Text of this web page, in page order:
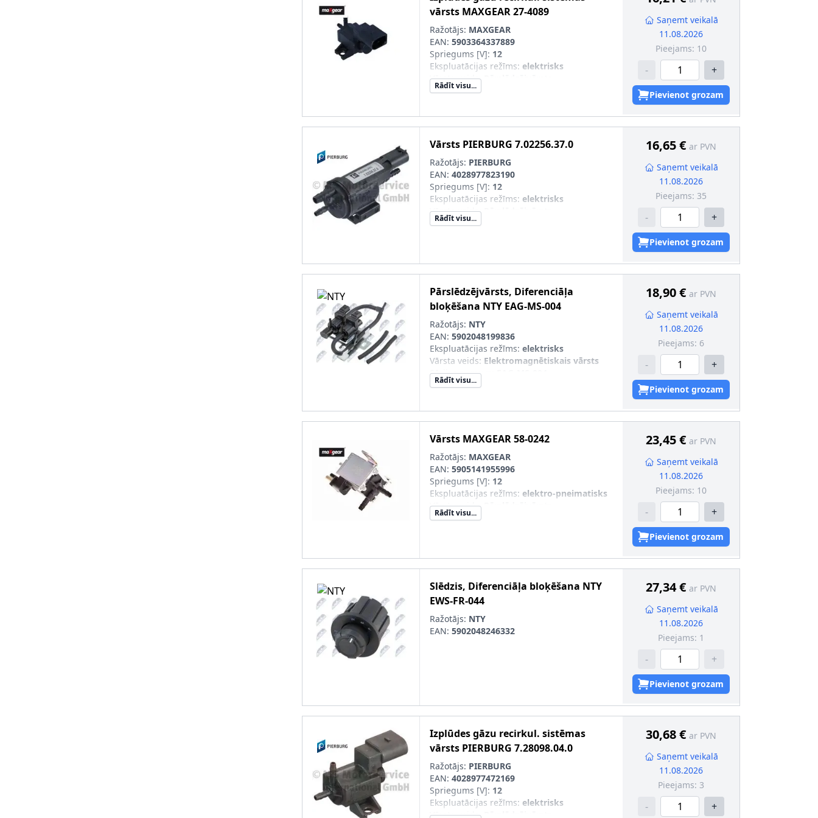
vārsts MAXGEAR27-4089
Ražotājs: MAXGEAR
EAN: 5903364337889
Spriegums [V]: 12
Ekspluatācijas režīms: elektrisks
Vārsta veids:
Rādīt visu...
Saņemt veikalā
11.08.2026
Pieejams: 10
- +
Pievienot grozam
Vārsts PIERBURG 7.02256.37.0
Ražotājs: PIERBURG
EAN: 4028977823190
Spriegums [V]: 12
Ekspluatācijas režīms: elektrisks
Vārsta veids:
Rādīt visu...
16,65 € ar PVN
Saņemt veikalā
11.08.2026
Pieejams: 35
- +
Pievienot grozam
Pārslēdzējvārsts, Diferenciāļa
bloķēšana NTY EAG-MS-004
Ražotājs: NTY
EAN: 5902048199836
Ekspluatācijas režīms: elektrisks
Vārsta veids: Elektromagnētiskais vārsts
Sērijas numurs
Rādīt visu...
18,90 € ar PVN
Saņemt veikalā
11.08.2026
Pieejams: 6
- +
Pievienot grozam
Vārsts MAXGEAR58-0242
Ražotājs: MAXGEAR
EAN: 5905141955996
Spriegums [V]: 12
Ekspluatācijas režīms: elektro-pneimatisks
Vārsta veids:
Rādīt visu...
23,45 € ar PVN
Saņemt veikalā
11.08.2026
Pieejams: 10
- +
Pievienot grozam
Slēdzis, Diferenciāļa bloķēšana NTY
EWS-FR-044
Ražotājs: NTY
EAN: 5902048246332
27,34 € ar PVN
Saņemt veikalā
11.08.2026
Pieejams: 1
- +
Pievienot grozam
Izplūdes gāzu recirkul. sistēmas
vārsts PIERBURG 7.28098.04.0
Ražotājs: PIERBURG
EAN: 4028977472169
Spriegums [V]: 12
Ekspluatācijas režīms: elektrisks
Vārsta veids:
30,68 € ar PVN
Saņemt veikalā
11.08.2026
Pieejams: 3
- +